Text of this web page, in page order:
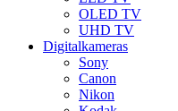
OLED TV
UHD TV
Digitalkameras
Sony
Canon
Nikon